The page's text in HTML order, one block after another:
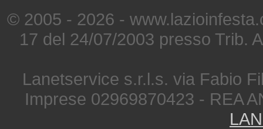
© 2005 - 2026 -
17 del 24/07/2003 presso Trib.
Lanetservice s.r.l.s. via Fabio
Imprese 02969870423 - REA